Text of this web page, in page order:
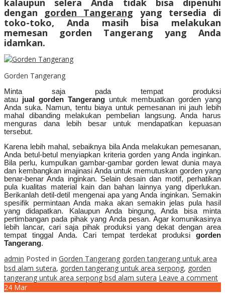
kalaupun selera Anda tidak bisa dipenuhi
dengan gorden Tangerang yang tersedia di
toko-toko, Anda masih bisa melakukan
memesan gorden Tangerang yang Anda
idamkan.
Gorden Tangerang
Minta saja pada tempat produksi
atau jual gorden Tangerang untuk membuatkan gorden yang
Anda suka. Namun, tentu biaya untuk pemesanan ini jauh lebih
mahal dibanding melakukan pembelian langsung. Anda harus
menguras dana lebih besar untuk mendapatkan kepuasan
tersebut.
Karena lebih mahal, sebaiknya bila Anda melakukan pemesanan,
Anda betul-betul menyiapkan kriteria gorden yang Anda inginkan.
Bila perlu, kumpulkan gambar-gambar gorden lewat dunia maya
dan kembangkan imajinasi Anda untuk memutuskan gorden yang
benar-benar Anda inginkan. Selain desain dan motif, perhatikan
pula kualitas material kain dan bahan lainnya yang diperlukan.
Berikanlah detil-detil mengenai apa yang Anda inginkan. Semakin
spesifik permintaan Anda maka akan semakin jelas pula hasil
yang didapatkan. Kalaupun Anda bingung, Anda bisa minta
pertimbangan pada pihak yang Anda pesan. Agar komunikasinya
lebih lancar, cari saja pihak produksi yang dekat dengan area
tempat tinggal Anda. Cari tempat terdekat produksi
gorden
Tangerang.
admin Posted in Gorden Tangerang gorden tangerang untuk area
bsd alam sutera, gorden tangerang untuk area serpong, gorden
tangerang untuk area serpong bsd alam sutera Leave a comment
24 Mar